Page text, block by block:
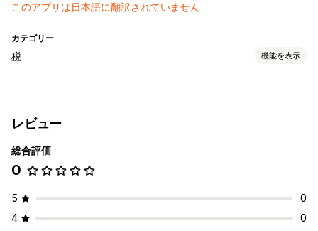
このアプリは日本語に翻訳されていません
カテゴリー
税 機能を表示
税率 複数通貨
レビュー
総合評価
0
5
0
4
0